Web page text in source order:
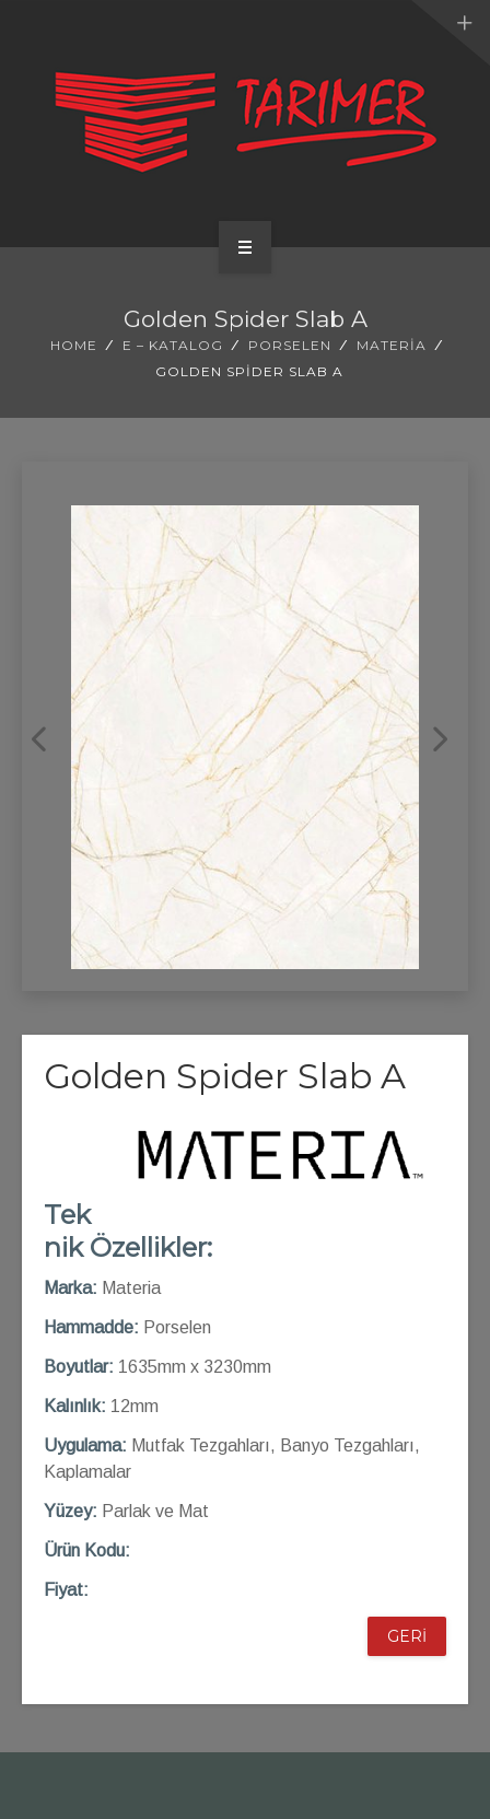
UYGULAMALARIMIZ
REFRANSLAR
Golden Spider Slab A
HOME E – KATALOG PORSELEN
MATERIA
GOLDEN SPIDER SLAB A
Golden Spider Slab A
Tek
nik Özellikler:
Marka: Materia
Hammadde: Porselen
Boyutlar: 1635mm x 3230mm
Kalınlık: 12mm
Uygulama: Mutfak Tezgahları, Banyo Tezgahları,
Kaplamalar
Yüzey: Parlak ve Mat
Ürün Kodu:
Fiyat:
GERİ